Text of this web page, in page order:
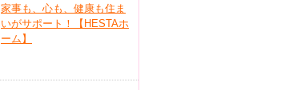
家事も、心も、健康も住ま
いがサポート！【HESTAホ
ーム】